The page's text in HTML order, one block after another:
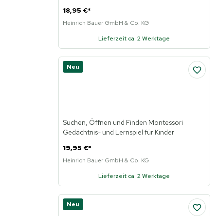
18,95 €*
Heinrich Bauer GmbH & Co. KG
Lieferzeit ca. 2 Werktage
Neu
Suchen, Öffnen und Finden Montessori
Gedächtnis- und Lernspiel für Kinder
19,95 €*
Heinrich Bauer GmbH & Co. KG
Lieferzeit ca. 2 Werktage
Neu